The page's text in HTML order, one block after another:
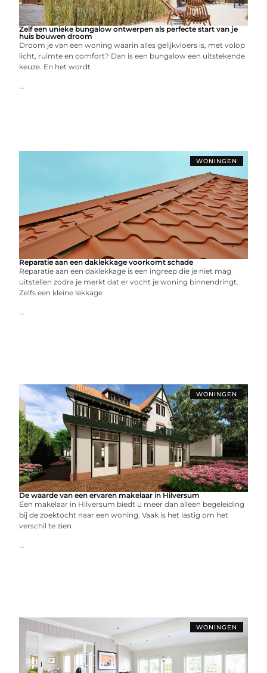
Zelf een unieke bungalow ontwerpen als perfecte start van je
huis bouwen droom
Droom je van een woning waarin alles gelijkvloers is, met volop
licht, ruimte en comfort? Dan is een bungalow een uitstekende
keuze. En het wordt
...
WONINGEN
Reparatie aan een daklekkage voorkomt schade
Reparatie aan een daklekkage is een ingreep die je niet mag
uitstellen zodra je merkt dat er vocht je woning binnendringt.
Zelfs een kleine lekkage
...
WONINGEN
De waarde van een ervaren makelaar in Hilversum
Een makelaar in Hilversum biedt u meer dan alleen begeleiding
bij de zoektocht naar een woning. Vaak is het lastig om het
verschil te zien
...
WONINGEN